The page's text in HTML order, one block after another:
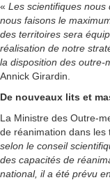
« Les scientifiques nous
nous faisons le
des territoires sera
réalisation de notre
la disposition des outre-
Annick Girardin.
De nouveaux lits et
La Ministre des Outre-
de réanimation dans les
selon le conseil
des capacités de
national, il a été prévu